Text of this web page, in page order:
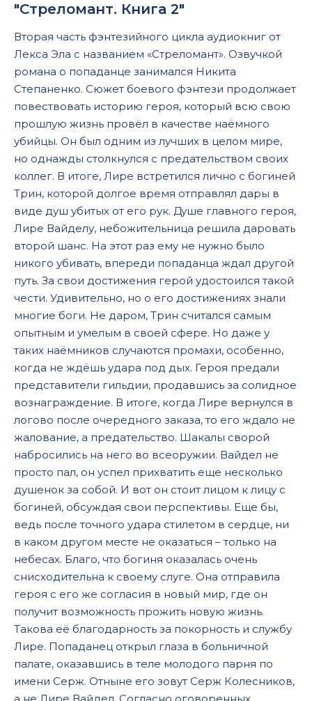
14
15
17
18
19
20
22
23
24
25
"Стреломант. Книга 2"
Вторая часть фэнтезийного цикла аудиокниг от
Лекса Эла с названием «Стреломант». Озвучкой
романа о попаданце занимался Никита
Степаненко. Сюжет боевого фэнтези продолжает
повествовать историю героя, который всю свою
прошлую жизнь провёл в качестве наёмного
убийцы. Он был одним из лучших в целом мире,
но однажды столкнулся с предательством своих
коллег. В итоге, Лире встретился лично с богиней
Трин, которой долгое время отправлял дары в
виде душ убитых от его рук. Душе главного героя,
Лире Вайделу, небожительница решила даровать
второй шанс. На этот раз ему не нужно было
никого убивать, впереди попаданца ждал другой
путь. За свои достижения герой удостоился такой
чести. Удивительно, но о его достижениях знали
многие боги. Не даром, Трин считался самым
опытным и умелым в своей сфере. Но даже у
таких наёмников случаются промахи, особенно,
когда не ждёшь удара под дых. Героя предали
представители гильдии, продавшись за солидное
вознаграждение. В итоге, когда Лире вернулся в
логово после очередного заказа, то его ждало не
жалование, а предательство. Шакалы сворой
набросились на него во всеоружии. Вайдел не
просто пал, он успел прихватить еще несколько
душенок за собой. И вот он стоит лицом к лицу с
богиней, обсуждая свои перспективы. Еще бы,
ведь после точного удара стилетом в сердце, ни
в каком другом месте не оказаться – только на
небесах. Благо, что богиня оказалась очень
снисходительна к своему слуге. Она отправила
героя с его же согласия в новый мир, где он
получит возможность прожить новую жизнь.
Такова её благодарность за покорность и службу
Лире. Попаданец открыл глаза в больничной
палате, оказавшись в теле молодого парня по
имени Серж. Отныне его зовут Серж Колесников,